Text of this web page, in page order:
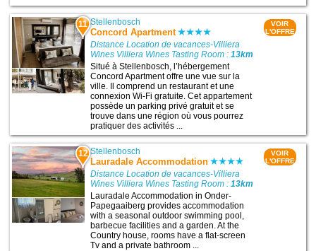
11 Stellenbosch
Concord Apartment
Distance Location de vacances-Villiera
Wines Villiera Wines Tasting Room :13km
Situé à Stellenbosch, l’hébergement
Concord Apartment offre une vue sur la
ville. Il comprend un restaurant et une
connexion Wi-Fi gratuite. Cet appartement
possède un parking privé gratuit et se
trouve dans une région où vous pourrez
pratiquer des activités ...
VOIR
L'OFFRE
12 Stellenbosch
Lauradale Accommodation
Distance Location de vacances-Villiera
Wines Villiera Wines Tasting Room :13km
Lauradale Accommodation in Onder-
Papegaaiberg provides accommodation
with a seasonal outdoor swimming pool,
barbecue facilities and a garden. At the
Country house, rooms have a flat-screen
Tv and a private bathroom ...
VOIR
L'OFFRE